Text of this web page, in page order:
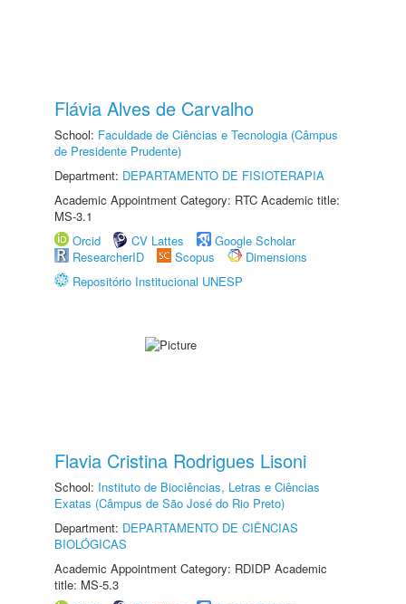
Flávia Alves de Carvalho
School: Faculdade de Ciências e Tecnologia (Câmpus
de Presidente Prudente)
Department: DEPARTAMENTO DE FISIOTERAPIA
Academic Appointment Category: RTC Academic title:
MS-3.1
Orcid
CV Lattes
Google Scholar
ResearcherID
Scopus
Dimensions
Repositório Institucional UNESP
Flavia Cristina Rodrigues Lisoni
School: Instituto de Biociências, Letras e Ciências
Exatas (Câmpus de São José do Rio Preto)
Department: DEPARTAMENTO DE CIÊNCIAS
BIOLÓGICAS
Academic Appointment Category: RDIDP Academic
title: MS-5.3